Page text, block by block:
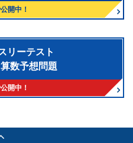
開中！
リーテスト
数予想問題
開中！